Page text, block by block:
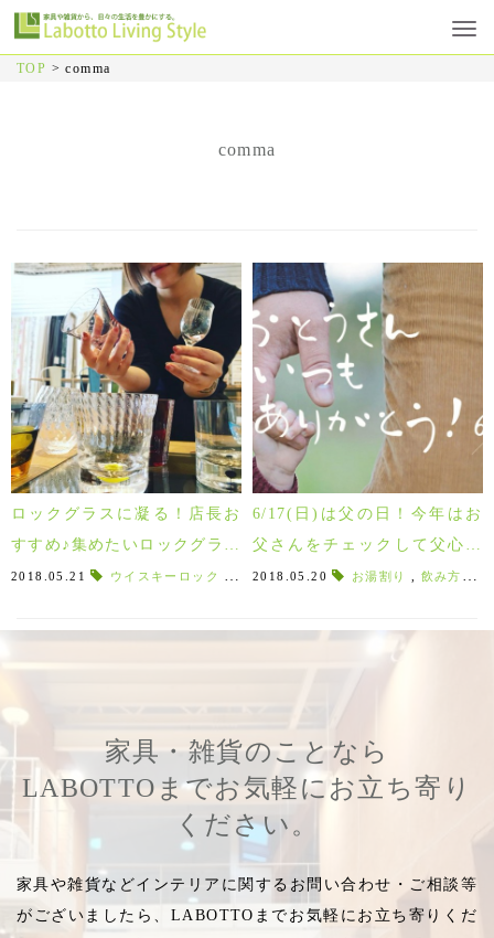
TOP >comma
comma
ロックグラスに凝る！店長お
すすめ♪集めたいロックグラス
10選！！
2018.05.21 ウイスキーロック 伝統工芸士, 定番 ,オールド ,大ヒット
6/17(日)は父の日！今年はお
父さんをチェックして父心を
グッとつかもう！
2018.05.20 お湯割り 飲み方で選ぶ
家具・雑貨のことなら
LABOTTOまでお気軽にお立ち寄り
ください。
家具や雑貨などインテリアに関するお問い合わせ・ご相談等
がございましたら、LABOTTOまでお気軽にお立ち寄りくだ